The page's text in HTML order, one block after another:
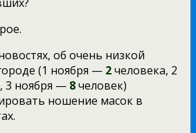
об очень низкой
(1 ноября — 2человека, 2
3 ноября — 8человек)
ношение масок в